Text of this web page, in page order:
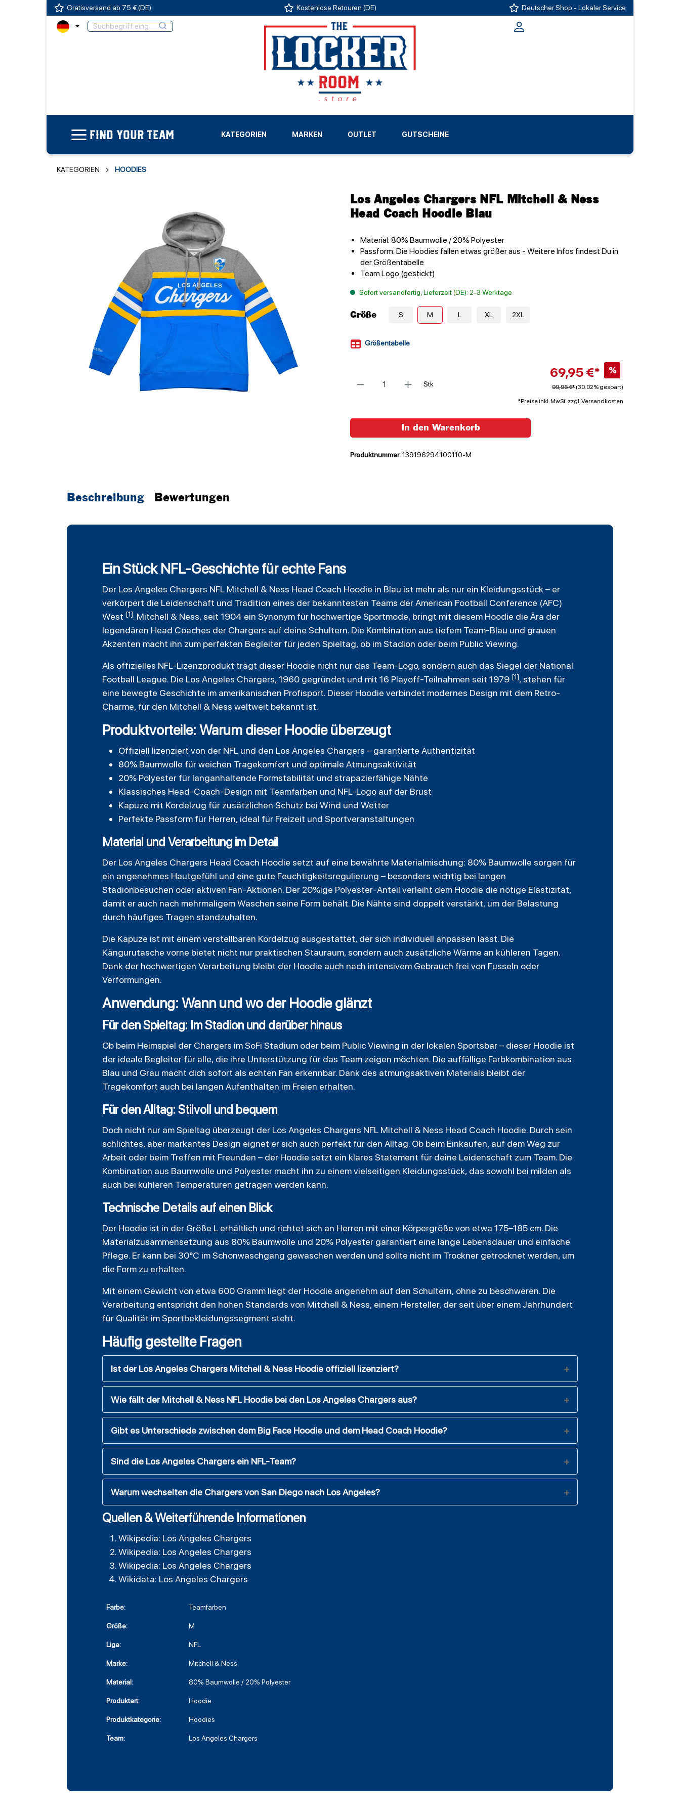
Gratisversand ab 75 € (DE) Kostenlose Retouren (DE) Deutscher Shop - Lokaler Service
FIND YOUR TEAM KATEGORIEN MARKEN
LIGEN
OUTLET GUTSCHEINE
KATEGORIEN HOODIES
Los Angeles Chargers NFL Mitchell & Ness
Head Coach Hoodie Blau
Material: 80% Baumwolle / 20% Polyester
Passform: Die Hoodies fallen etwas größer aus - Weitere Infos findest Du in
der Größentabelle
Team Logo (gestickt)
Sofort versandfertig, Lieferzeit (DE): 2-3 Werktage
Größe S M L XL 2XL
Größentabelle
Stk
69,95 €* %
99,95 €* (30.02% gespart)
*Preise inkl. MwSt. zzgl. Versandkosten
In den Warenkorb
Produktnummer:139196294100110-M
Beschreibung Bewertungen
Ein Stück NFL-Geschichte für echte Fans
Der Los Angeles Chargers NFL Mitchell & Ness Head Coach Hoodie in Blau ist mehr als nur ein Kleidungsstück – er
verkörpert die Leidenschaft und Tradition eines der bekanntesten Teams der American Football Conference (AFC)
West [1]. Mitchell & Ness, seit 1904 ein Synonym für hochwertige Sportmode, bringt mit diesem Hoodie die Ära der
legendären Head Coaches der Chargers auf deine Schultern. Die Kombination aus tiefem Team-Blau und grauen
Akzenten macht ihn zum perfekten Begleiter für jeden Spieltag, ob im Stadion oder beim Public Viewing.
Als offizielles NFL-Lizenzprodukt trägt dieser Hoodie nicht nur das Team-Logo, sondern auch das Siegel der National
Football League. Die Los Angeles Chargers, 1960 gegründet und mit 16 Playoff-Teilnahmen seit 1979 [1], stehen für
eine bewegte Geschichte im amerikanischen Profisport. Dieser Hoodie verbindet modernes Design mit dem Retro-
Charme, für den Mitchell & Ness weltweit bekannt ist.
Produktvorteile: Warum dieser Hoodie überzeugt
Offiziell lizenziert von der NFL und den Los Angeles Chargers – garantierte Authentizität
80% Baumwolle für weichen Tragekomfort und optimale Atmungsaktivität
20% Polyester für langanhaltende Formstabilität und strapazierfähige Nähte
Klassisches Head-Coach-Design mit Teamfarben und NFL-Logo auf der Brust
Kapuze mit Kordelzug für zusätzlichen Schutz bei Wind und Wetter
Perfekte Passform für Herren, ideal für Freizeit und Sportveranstaltungen
Material und Verarbeitung im Detail
Der Los Angeles Chargers Head Coach Hoodie setzt auf eine bewährte Materialmischung: 80% Baumwolle sorgen für
ein angenehmes Hautgefühl und eine gute Feuchtigkeitsregulierung – besonders wichtig bei langen
Stadionbesuchen oder aktiven Fan-Aktionen. Der 20%ige Polyester-Anteil verleiht dem Hoodie die nötige Elastizität,
damit er auch nach mehrmaligem Waschen seine Form behält. Die Nähte sind doppelt verstärkt, um der Belastung
durch häufiges Tragen standzuhalten.
Die Kapuze ist mit einem verstellbaren Kordelzug ausgestattet, der sich individuell anpassen lässt. Die
Kängurutasche vorne bietet nicht nur praktischen Stauraum, sondern auch zusätzliche Wärme an kühleren Tagen.
Dank der hochwertigen Verarbeitung bleibt der Hoodie auch nach intensivem Gebrauch frei von Fusseln oder
Verformungen.
Anwendung: Wann und wo der Hoodie glänzt
Für den Spieltag: Im Stadion und darüber hinaus
Ob beim Heimspiel der Chargers im SoFi Stadium oder beim Public Viewing in der lokalen Sportsbar – dieser Hoodie ist
der ideale Begleiter für alle, die ihre Unterstützung für das Team zeigen möchten. Die auffällige Farbkombination aus
Blau und Grau macht dich sofort als echten Fan erkennbar. Dank des atmungsaktiven Materials bleibt der
Tragekomfort auch bei langen Aufenthalten im Freien erhalten.
Für den Alltag: Stilvoll und bequem
Doch nicht nur am Spieltag überzeugt der Los Angeles Chargers NFL Mitchell & Ness Head Coach Hoodie. Durch sein
schlichtes, aber markantes Design eignet er sich auch perfekt für den Alltag. Ob beim Einkaufen, auf dem Weg zur
Arbeit oder beim Treffen mit Freunden – der Hoodie setzt ein klares Statement für deine Leidenschaft zum Team. Die
Kombination aus Baumwolle und Polyester macht ihn zu einem vielseitigen Kleidungsstück, das sowohl bei milden als
auch bei kühleren Temperaturen getragen werden kann.
Technische Details auf einen Blick
Der Hoodie ist in der Größe L erhältlich und richtet sich an Herren mit einer Körpergröße von etwa 175–185 cm. Die
Materialzusammensetzung aus 80% Baumwolle und 20% Polyester garantiert eine lange Lebensdauer und einfache
Pflege. Er kann bei 30°C im Schonwaschgang gewaschen werden und sollte nicht im Trockner getrocknet werden, um
die Form zu erhalten.
Mit einem Gewicht von etwa 600 Gramm liegt der Hoodie angenehm auf den Schultern, ohne zu beschweren. Die
Verarbeitung entspricht den hohen Standards von Mitchell & Ness, einem Hersteller, der seit über einem Jahrhundert
für Qualität im Sportbekleidungssegment steht.
Häufig gestellte Fragen
Ist der Los Angeles Chargers Mitchell & Ness Hoodie offiziell lizenziert?
Wie fällt der Mitchell & Ness NFL Hoodie bei den Los Angeles Chargers aus?
Gibt es Unterschiede zwischen dem Big Face Hoodie und dem Head Coach Hoodie?
Sind die Los Angeles Chargers ein NFL-Team?
Warum wechselten die Chargers von San Diego nach Los Angeles?
Quellen & Weiterführende Informationen
Wikipedia: Los Angeles Chargers
Wikipedia: Los Angeles Chargers
Wikipedia: Los Angeles Chargers
Wikidata: Los Angeles Chargers
Farbe: Teamfarben
Größe: M
Liga: NFL
Marke: Mitchell & Ness
Material: 80% Baumwolle / 20% Polyester
Produktart: Hoodie
Produktkategorie: Hoodies
Team: Los Angeles Chargers